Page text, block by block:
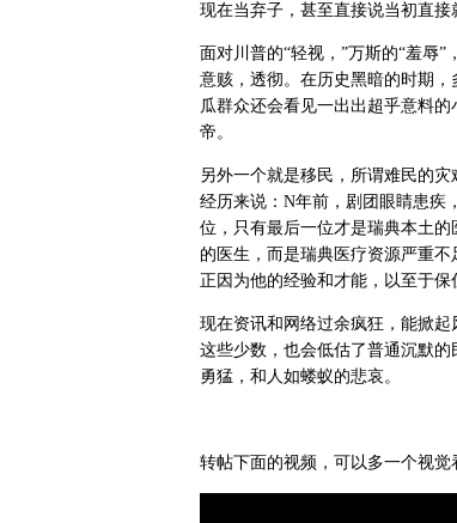
现在当弃子，甚至直接说当初直接
面对川普的“轻视，”万斯的“羞辱
意赅，透彻。在历史黑暗的时期
瓜群众还会看见一出出超乎意料
帝。
另外一个就是移民，所谓难民的
经历来说：N年前，剧团眼睛患疾
位，只有最后一位才是瑞典本土
的医生，而是瑞典医疗资源严重
正因为他的经验和才能，以至于保
现在资讯和网络过余疯狂，能掀
这些少数，也会低估了普通沉默
勇猛，和人如蝼蚁的悲哀。
转帖下面的视频，可以多一个视觉